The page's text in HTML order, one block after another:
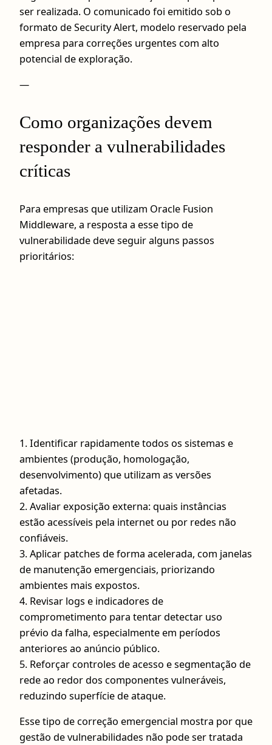
ser realizada. O comunicado foi emitido sob o
formato de Security Alert, modelo reservado pela
empresa para correções urgentes com alto
potencial de exploração.
—
Como organizações devem
responder a vulnerabilidades
críticas
Para empresas que utilizam Oracle Fusion
Middleware, a resposta a esse tipo de
vulnerabilidade deve seguir alguns passos
prioritários:
1. Identificar rapidamente todos os sistemas e
ambientes (produção, homologação,
desenvolvimento) que utilizam as versões
afetadas.
2. Avaliar exposição externa: quais instâncias
estão acessíveis pela internet ou por redes não
confiáveis.
3. Aplicar patches de forma acelerada, com janelas
de manutenção emergenciais, priorizando
ambientes mais expostos.
4. Revisar logs e indicadores de
comprometimento para tentar detectar uso
prévio da falha, especialmente em períodos
anteriores ao anúncio público.
5. Reforçar controles de acesso e segmentação de
rede ao redor dos componentes vulneráveis,
reduzindo superfície de ataque.
Esse tipo de correção emergencial mostra por que
gestão de vulnerabilidades não pode ser tratada